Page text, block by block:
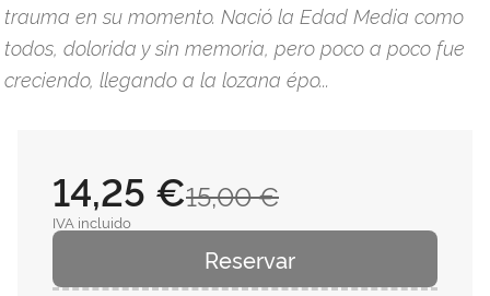
trauma en su momento. Nació la Edad Media como
todos, dolorida y sin memoria, pero poco a poco fue
creciendo, llegando a la lozana épo...
15,00 €
14,25 €
IVA incluido
Reservar